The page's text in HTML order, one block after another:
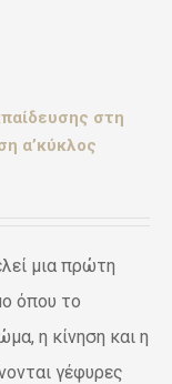
στη
α’κύκλος
μια πρώτη
όπου το
η κίνηση και η
γέφυρες